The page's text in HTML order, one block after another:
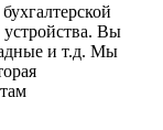
устройства. Вы
и т.д. Мы